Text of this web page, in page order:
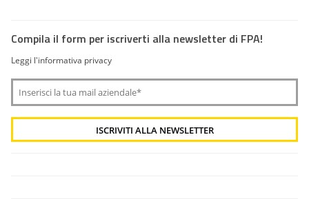
Compila il form per iscriverti alla newsletter di FPA!
Leggi l'informativa privacy